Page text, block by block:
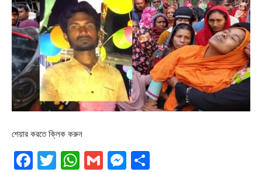
শেয়ার করতে ক্লিক করুন
Facebook
Twitter
WhatsApp
GmailMessenger